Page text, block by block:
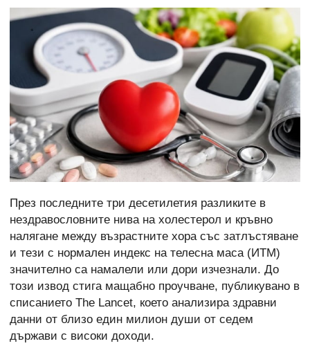
През последните три десетилетия разликите в
нездравословните нива на холестерол и кръвно
налягане между възрастните хора със затлъстяване
и тези с нормален индекс на телесна маса (ИТМ)
значително са намалели или дори изчезнали. До
този извод стига мащабно проучване, публикувано в
списанието The Lancet, което анализира здравни
данни от близо един милион души от седем
държави с високи доходи.